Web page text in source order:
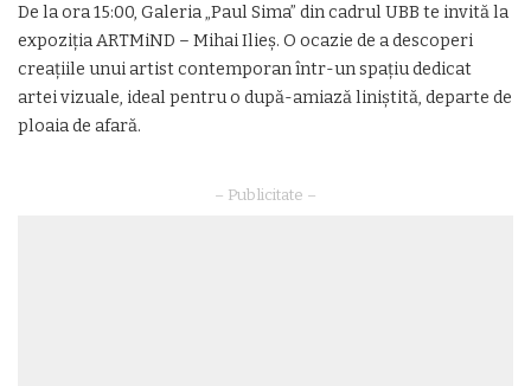
De la ora 15:00, Galeria „Paul Sima” din cadrul UBB te invită la
expoziția ARTMiND – Mihai Ilieș. O ocazie de a descoperi
creațiile unui artist contemporan într-un spațiu dedicat
artei vizuale, ideal pentru o după-amiază liniștită, departe de
ploaia de afară.
– Publicitate –